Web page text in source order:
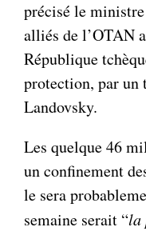
précisé le
alliés de l’OTAN
République
protection, par un
Landovsky.
Les quelque 46
un confinement
le sera
semaine serait “la